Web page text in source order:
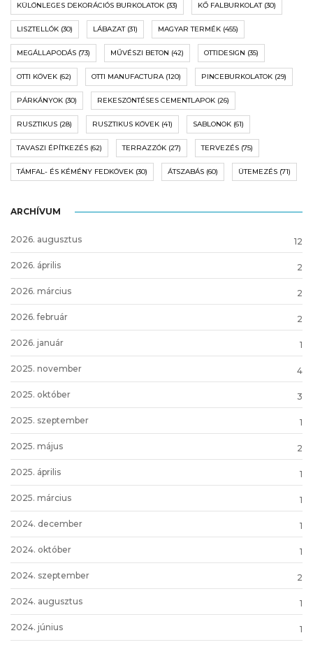
KÜLÖNLEGES DEKORÁCIÓS BURKOLATOK (33) KŐ FALBURKOLAT(30)
LISZTELLÓK (30) LÁBAZAT(31) MAGYAR TERMÉK (455)
MEGÁLLAPODÁS (73) MŰVÉSZI BETON (42) OTTIDESIGN (35)
OTTI KÖVEK (62) OTTI MANUFACTURA(120) PINCEBURKOLATOK (29)
PÁRKÁNYOK (30) REKESZÖNTÉSES CEMENTLAPOK (26)
RUSZTIKUS (28) RUSZTIKUS KÖVEK (41) SABLONOK (61)
TAVASZI ÉPÍTKEZÉS (62) TERRAZZÓK (27) TERVEZÉS (75)
TÁMFAL- ÉS KÉMÉNY FEDKÖVEK (30) ÁTSZABÁS (60) ÜTEMEZÉS (71)
ARCHÍVUM
2026. augusztus 12
2026. április 2
2026. március 2
2026. február 2
2026. január 1
2025. november 4
2025. október 3
2025. szeptember 1
2025. május 2
2025. április 1
2025. március 1
2024. december 1
2024. október 1
2024. szeptember 2
2024. augusztus 1
2024. június 1